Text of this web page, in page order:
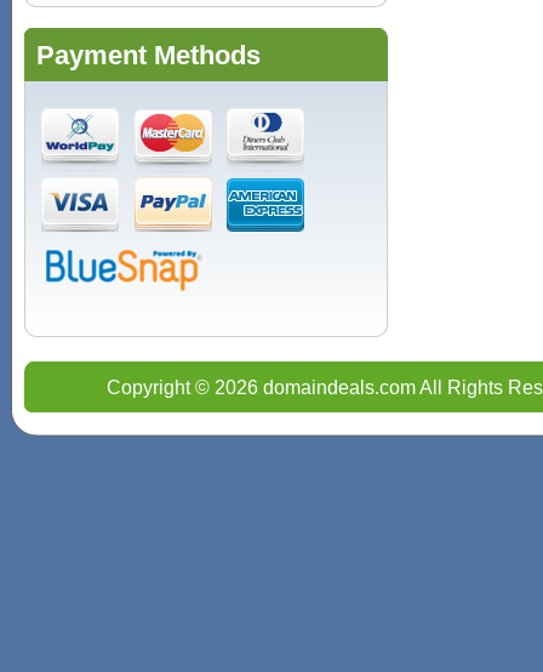
Payment Methods
Copyright © 2026 domaindeals.com All Rights